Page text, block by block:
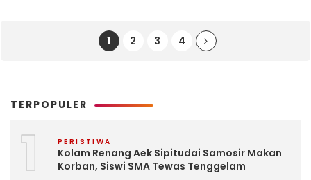
1 2 3 4
TERPOPULER
1 PERISTIWA
Kolam Renang Aek Sipitudai Samosir Makan
Korban, Siswi SMA Tewas Tenggelam